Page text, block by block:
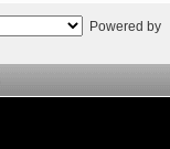
Powered by